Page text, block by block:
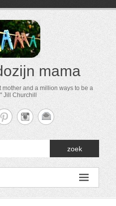
mama
and a million ways to be a
Jill Churchill
zoek